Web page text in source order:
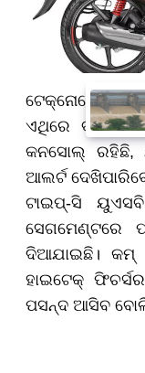
ଟେକ୍ନୋଲୋଜି
ଏଥିରେ ବ୍ଲୁଟୁଥ୍
କନସୋଲ୍ ରହିଛି,
ଆଲର୍ଟ
ଟାଇପ୍-ସି
ସେଗମେଣ୍ଟରେ
ଦିଆଯାଇଛି। କମ୍
ହାଇଟେକ୍
ପସନ୍ଦ ଆସିବ